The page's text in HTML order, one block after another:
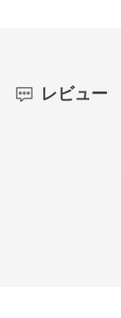
レビュー